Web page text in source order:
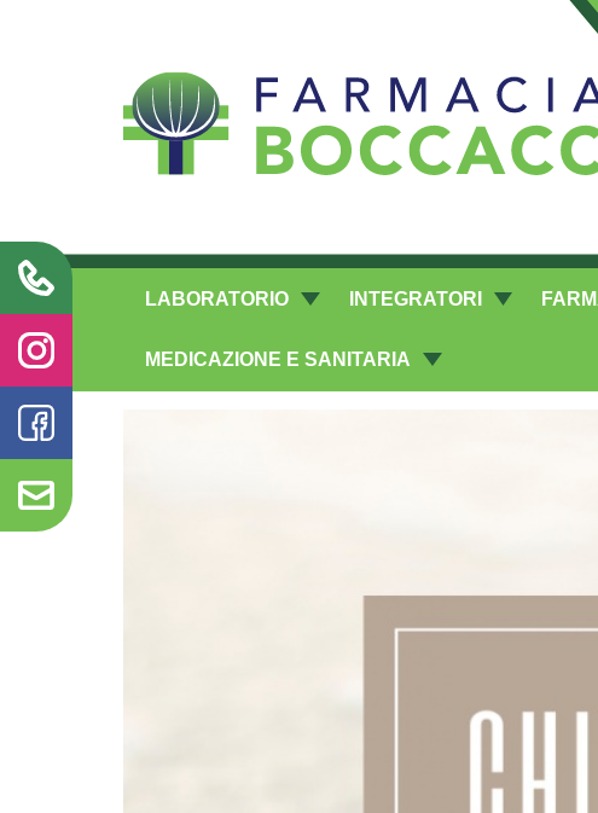
LABORATORIO INTEGRATORI
MEDICAZIONE E SANITARIA